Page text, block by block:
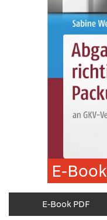
E-Book
E-Book PDF